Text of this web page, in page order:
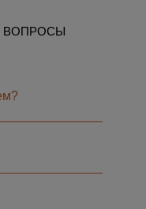
ВОПРОСЫ